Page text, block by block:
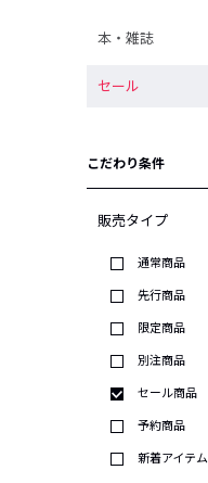
本・雑誌
セール
こだわり条件
販売タイプ
通常商品
先行商品
限定商品
別注商品
セール商品
予約商品
新着アイテム